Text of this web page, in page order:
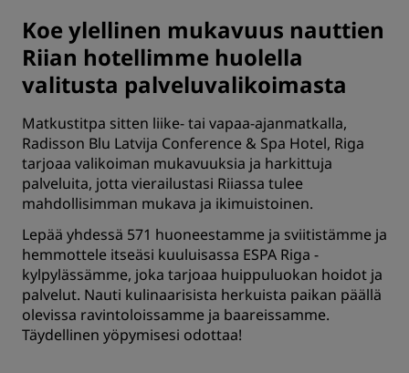
Koe ylellinen mukavuus nauttien
Riian hotellimme huolella
valitusta palveluvalikoimasta
Matkustitpa sitten liike- tai vapaa-ajanmatkalla,
Radisson Blu Latvija Conference & Spa Hotel, Riga
tarjoaa valikoiman mukavuuksia ja harkittuja
palveluita, jotta vierailustasi Riiassa tulee
mahdollisimman mukava ja ikimuistoinen.
Lepää yhdessä 571 huoneestamme ja sviitistämme ja
hemmottele itseäsi kuuluisassa ESPA Riga -
kylpylässämme, joka tarjoaa huippuluokan hoidot ja
palvelut. Nauti kulinaarisista herkuista paikan päällä
olevissa ravintoloissamme ja baareissamme.
Täydellinen yöpymisesi odottaa!